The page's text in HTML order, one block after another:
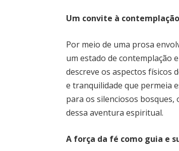
Um convite à
Por meio de uma prosa
um estado de contemplação
descreve os aspectos físicos
e tranquilidade que permeia
para os silenciosos bosques,
dessa aventura espiritual.
A força da fé como guia e